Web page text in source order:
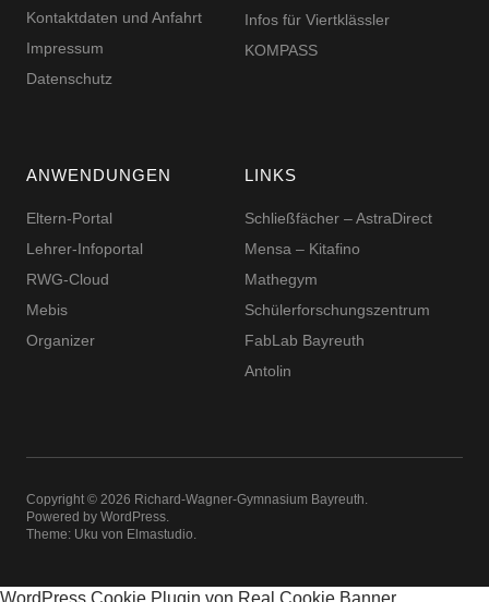
Kontaktdaten und Anfahrt
Impressum
Datenschutz
Infos für Viertklässler
KOMPASS
ANWENDUNGEN
Eltern-Portal
Lehrer-Infoportal
RWG-Cloud
Mebis
Organizer
LINKS
Schließfächer – AstraDirect
Mensa – Kitafino
Mathegym
Schüler­for­schungs­zentrum
FabLab Bayreuth
Antolin
Copyright © 2026 Richard-​​Wagner-​​Gymnasium Bayreuth
Powered by WordPress
Theme: Uku von Elmastudio